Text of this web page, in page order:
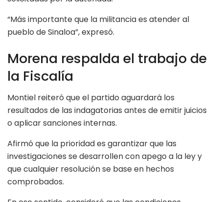
“Más importante que la militancia es atender al
pueblo de Sinaloa”, expresó.
Morena respalda el trabajo de
la Fiscalía
Montiel reiteró que el partido aguardará los
resultados de las indagatorias antes de emitir juicios
o aplicar sanciones internas.
Afirmó que la prioridad es garantizar que las
investigaciones se desarrollen con apego a la ley y
que cualquier resolución se base en hechos
comprobados.